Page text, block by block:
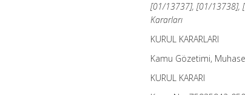
[01/13737], [01/13738],
Kararları
KURUL KARARLARI
Kamu Gözetimi,
KURUL KARARI